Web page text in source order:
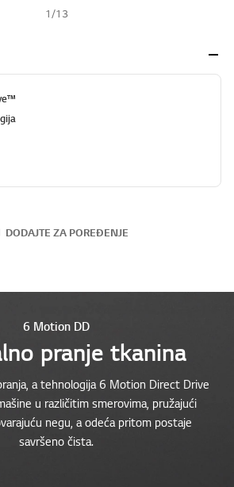
1 /13
DODAJTE ZA POREĐENJE
6 Motion DD
pranje tkanina
a tehnologija 6 Motion Direct Drive
u različitim smerovima, pružajući
negu, a odeća pritom postaje
savršeno čista.